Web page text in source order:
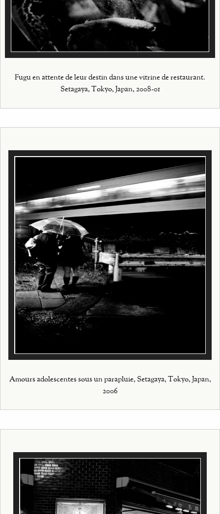
Fugu en attente de leur destin dans une vitrine de restaurant.
Setagaya, Tokyo, Japan, 2008-01
Amours adolescentes sous un parapluie, Setagaya, Tokyo, Japan,
2006